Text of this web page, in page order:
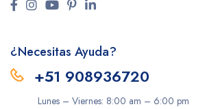
¿Necesitas Ayuda?
+51 908936720
Lunes – Viernes: 8:00 am – 6:00 pm